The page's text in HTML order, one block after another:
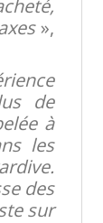
»,
de
à
les
des
sur